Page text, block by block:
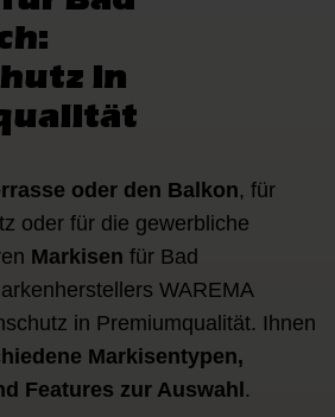
in
oder den Balkon, für
oder für die gewerbliche
Markisen für Bad
WAREMA
in Premiumqualität. Ihnen
Markisentypen,
Features zur Auswahl .